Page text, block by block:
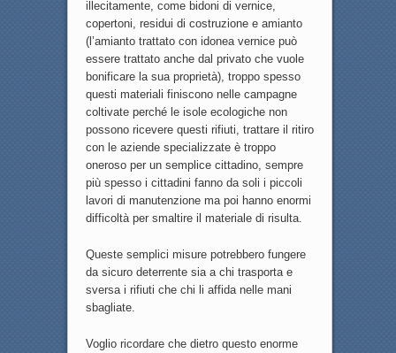
illecitamente, come bidoni di vernice,
copertoni, residui di costruzione e amianto
(l’amianto trattato con idonea vernice può
essere trattato anche dal privato che vuole
bonificare la sua proprietà), troppo spesso
questi materiali finiscono nelle campagne
coltivate perché le isole ecologiche non
possono ricevere questi rifiuti, trattare il ritiro
con le aziende specializzate è troppo
oneroso per un semplice cittadino, sempre
più spesso i cittadini fanno da soli i piccoli
lavori di manutenzione ma poi hanno enormi
difficoltà per smaltire il materiale di risulta.
Queste semplici misure potrebbero fungere
da sicuro deterrente sia a chi trasporta e
sversa i rifiuti che chi li affida nelle mani
sbagliate.
Voglio ricordare che dietro questo enorme